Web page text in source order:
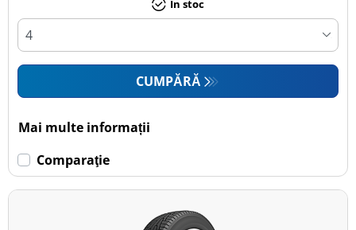
În stoc
CUMPĂRĂ
Mai multe informații
Comparaţie